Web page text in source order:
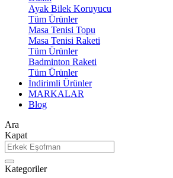
Ayak Bilek Koruyucu
Tüm Ürünler
Masa Tenisi Topu
Masa Tenisi Raketi
Tüm Ürünler
Badminton Raketi
Tüm Ürünler
İndirimli Ürünler
MARKALAR
Blog
Ara
Kapat
Kategoriler